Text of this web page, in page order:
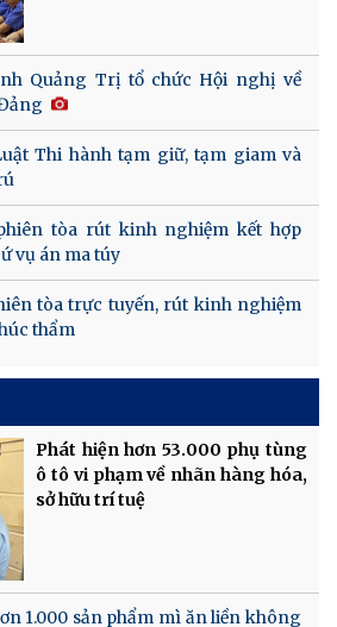
Quảng Trị tổ chức Hội nghị về
Thi hành tạm giữ, tạm giam và
tòa rút kinh nghiệm kết hợp
vụ án ma túy
tòa trực tuyến, rút kinh nghiệm
thẩm
Phát hiện hơn 53.000 phụ tùng
ô tô vi phạm về nhãn hàng hóa,
sở hữu trí tuệ
1.000 sản phẩm mì ăn liền không